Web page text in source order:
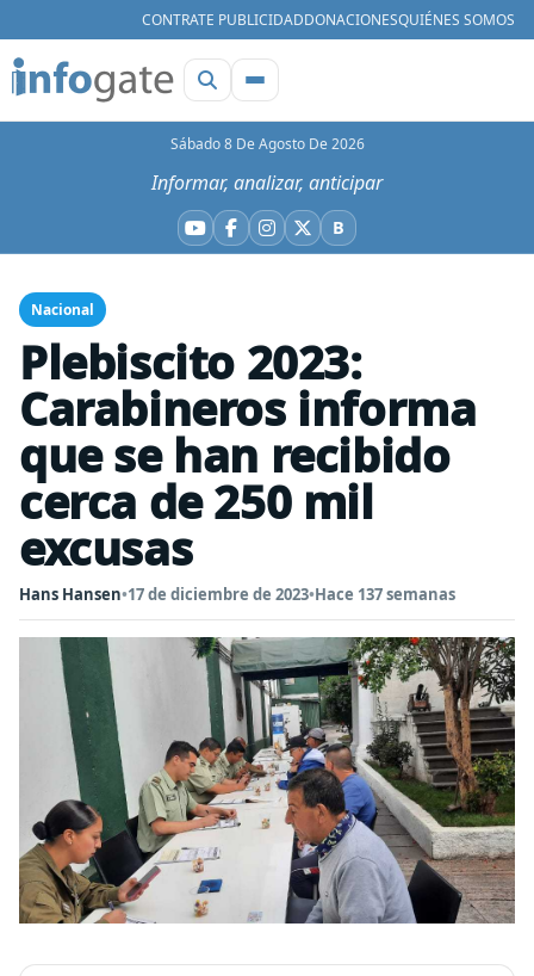
CONTRATE PUBLICIDADDONACIONESQUIÉNES SOMOS
Sábado 8 De Agosto De 2026
Informar, analizar, anticipar
YouTube
Facebook
Instagram
X BBluesky
Nacional
Plebiscito 2023:
Carabineros informa
que se han recibido
cerca de 250 mil
excusas
Hans Hansen•17 de diciembre de 2023•Hace 137 semanas